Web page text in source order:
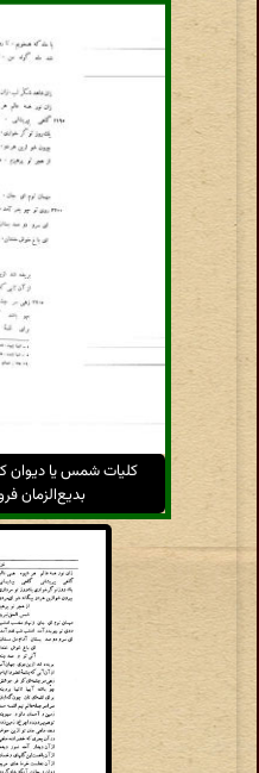
کلیات شمس یا دیوان
بدیع‌الزمان